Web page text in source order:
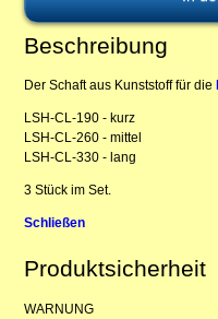
Beschreibung
Der Schaft aus Kunststoff für die
LSH-CL-190 - kurz
LSH-CL-260 - mittel
LSH-CL-330 - lang
3 Stück im Set.
Schließen
Produktsicherheit
WARNUNG